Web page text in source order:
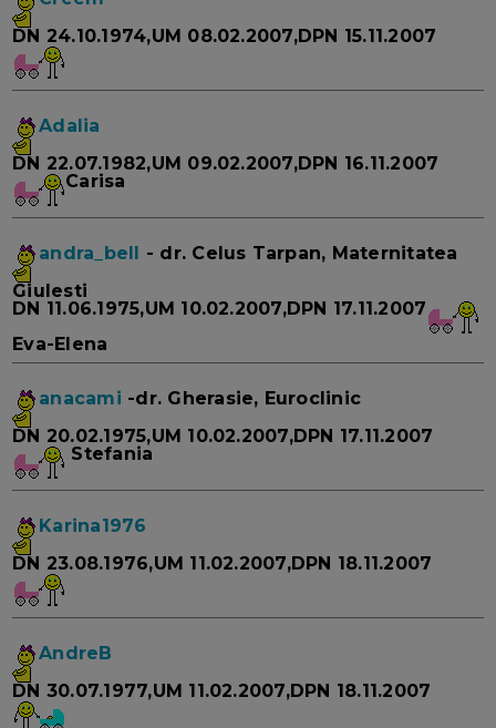
DN 24.10.1974,UM 08.02.2007,DPN 15.11.2007
Adalia
DN 22.07.1982,UM 09.02.2007,DPN 16.11.2007
Carisa
andra_bell - dr. Celus Tarpan, Maternitatea
Giulesti
DN 11.06.1975,UM 10.02.2007,DPN 17.11.2007
Eva-Elena
anacami -dr. Gherasie, Euroclinic
DN 20.02.1975,UM 10.02.2007,DPN 17.11.2007
Stefania
Karina1976
DN 23.08.1976,UM 11.02.2007,DPN 18.11.2007
AndreB
DN 30.07.1977,UM 11.02.2007,DPN 18.11.2007